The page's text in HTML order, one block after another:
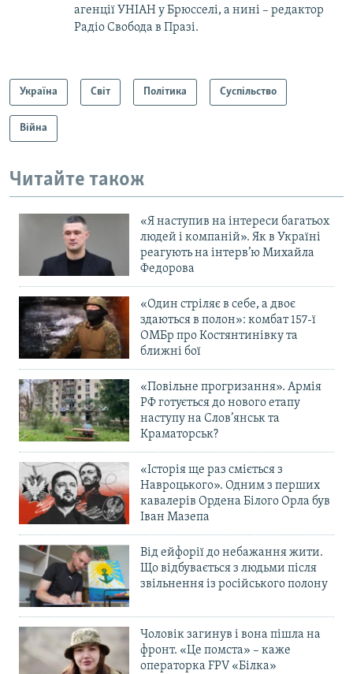
агенції УНІАН у Брюсселі, а нині – редактор
Радіо Свобода в Празі.
Україна Світ Політика Суспільство
Війна
Читайте також
«Я наступив на інтереси багатьох
людей і компаній». Як в Україні
реагують на інтерв’ю Михайла
Федорова
«Один стріляє в себе, а двоє
здаються в полон»: комбат 157-ї
ОМБр про Костянтинівку та
ближні бої
«Повільне прогризання». Армія
РФ готується до нового етапу
наступу на Слов’янськ та
Краматорськ?
«Історія ще раз сміється з
Навроцького». Одним з перших
кавалерів Ордена Білого Орла був
Іван Мазепа
Від ейфорії до небажання жити.
Що відбувається з людьми після
звільнення із російського полону
Чоловік загинув і вона пішла на
фронт. «Це помста» – каже
операторка FPV «Білка»